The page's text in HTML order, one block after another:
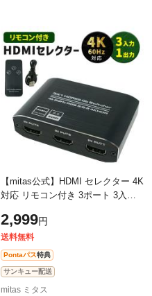
【mitas公式】HDMI セレクター 4K
対応 リモコン付き 3ポート 3入力 1
分配 AVセレクター HDMIセレクタ
2,999円
送料無料
Pontaパス特典
サンキュー配送
mitas ミタス